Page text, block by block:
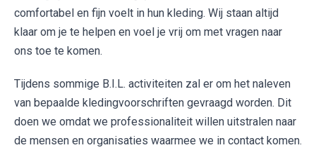
comfortabel en fijn voelt in hun kleding. Wij staan altijd
klaar om je te helpen en voel je vrij om met vragen naar
ons toe te komen.
Tijdens sommige B.I.L. activiteiten zal er om het naleven
van bepaalde kledingvoorschriften gevraagd worden. Dit
doen we omdat we professionaliteit willen uitstralen naar
de mensen en organisaties waarmee we in contact komen.